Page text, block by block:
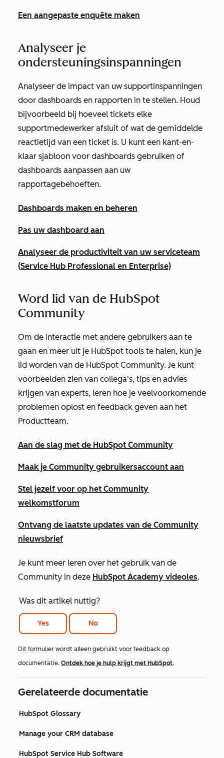
Een aangepaste enquête maken
Analyseer je
ondersteuningsinspanningen
Analyseer de impact van uw supportinspanningen
door dashboards en rapporten in te stellen. Houd
bijvoorbeeld bij hoeveel tickets elke
supportmedewerker afsluit of wat de gemiddelde
reactietijd van een ticket is. U kunt een kant-en-
klaar sjabloon voor dashboards gebruiken of
dashboards aanpassen aan uw
rapportagebehoeften.
Dashboards maken en beheren
Pas uw dashboard aan
Analyseer de productiviteit van uw serviceteam
(Service Hub Professional en Enterprise)
Word lid van de HubSpot
Community
Om de interactie met andere gebruikers aan te
gaan en meer uit je HubSpot tools te halen, kun je
lid worden van de HubSpot Community. Je kunt
voorbeelden zien van collega's, tips en advies
krijgen van experts, leren hoe je veelvoorkomende
problemen oplost en feedback geven aan het
Productteam.
Aan de slag met de HubSpot Community
Maak je Community gebruikersaccount aan
Stel jezelf voor op het Community
welkomstforum
Ontvang de laatste updates van de Community
nieuwsbrief
Je kunt meer leren over het gebruik van de
Community in deze HubSpot Academy videoles.
Was dit artikel nuttig?
Yes No
Dit formulier wordt alleen gebruikt voor feedback op
documentatie. Ontdek hoe je hulp krijgt met HubSpot.
Gerelateerde documentatie
HubSpot Glossary
Manage your CRM database
HubSpot Service Hub Software